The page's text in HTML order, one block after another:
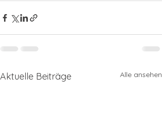
Aktuelle Beiträge Alle ansehen